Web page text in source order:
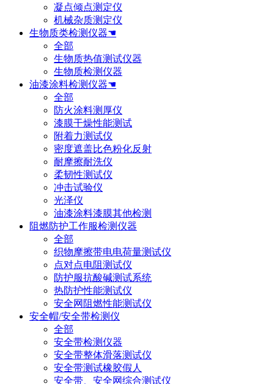
凝点倾点测定仪
机械杂质测定仪
生物质类检测仪器☚
全部
生物质热值测试仪器
生物质检测仪器
油漆涂料检测仪器☚
全部
防火涂料测厚仪
漆膜干燥性能测试
附着力测试仪
密度遮盖比色粉化反射
耐摩擦耐洗仪
柔韧性测试仪
冲击试验仪
光泽仪
油漆涂料漆膜其他检测
阻燃防护工作服检测仪器
全部
织物摩擦带电电荷量测试仪
点对点电阻测试仪
防护服抗酸碱测试系统
热防护性能测试仪
安全网阻燃性能测试仪
安全帽/安全带检测仪
全部
安全带检测仪器
安全带整体滑落测试仪
安全带测试橡胶假人
安全带、安全网综合测试仪